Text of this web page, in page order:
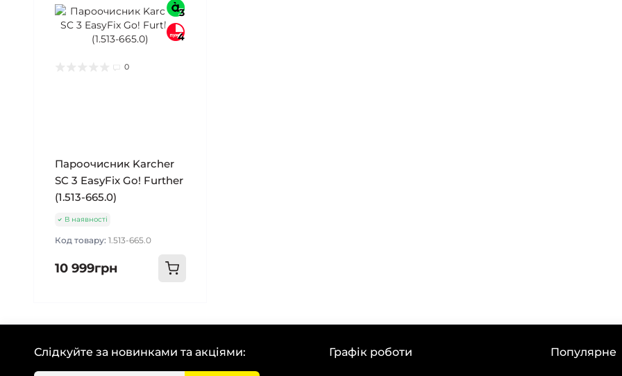
3
4
0
Пароочисник Karcher
SC 3 EasyFix Go! Further
(1.513-665.0)
В наявності
Код товару: 1.513-665.0
10 999грн
Слідкуйте за новинками та акціями: Графік роботи Популярне